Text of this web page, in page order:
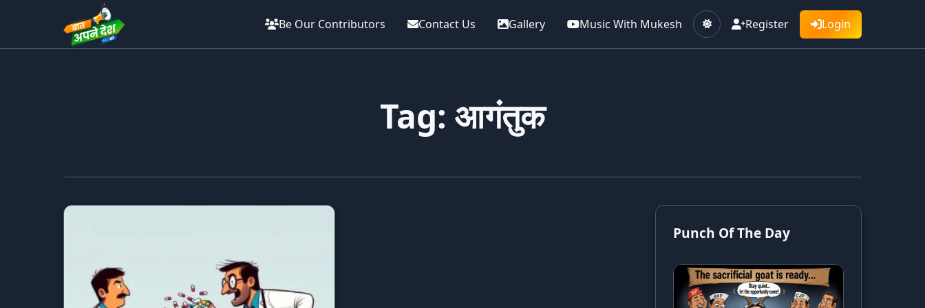
Be Our Contributors Contact Us Gallery Music With Mukesh Register Login
Tag: आगंतुक
Punch Of The Day